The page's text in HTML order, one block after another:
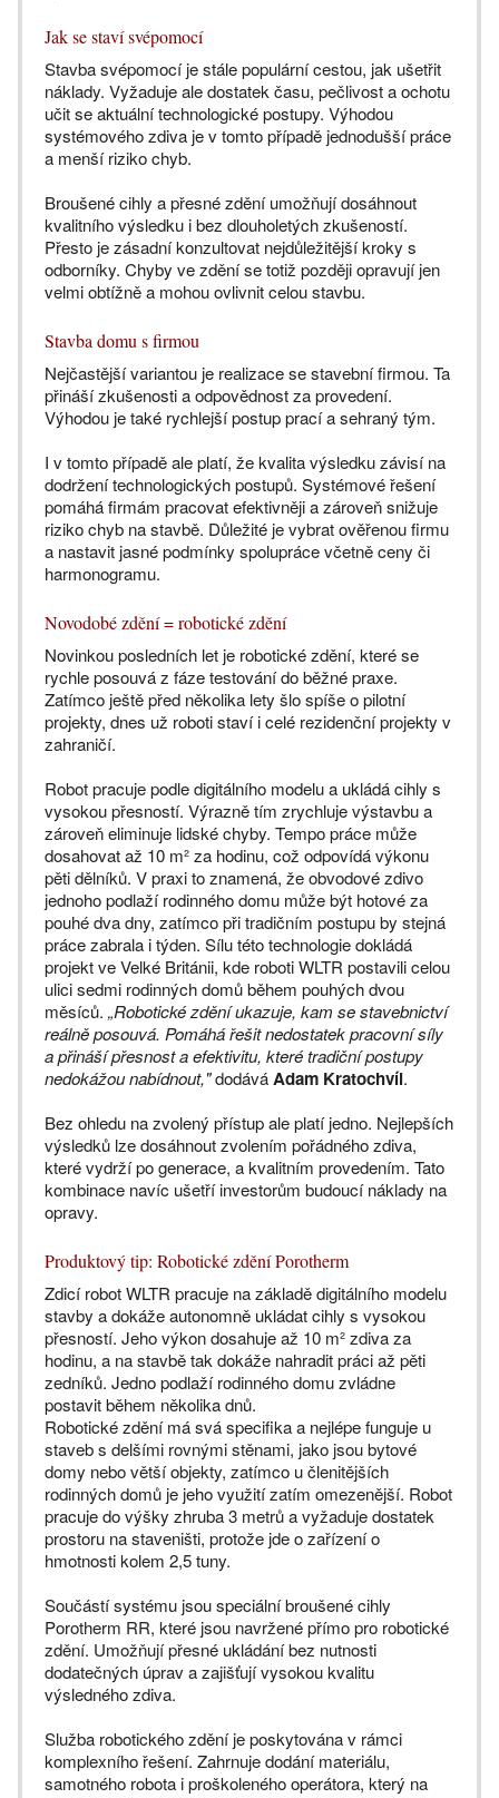
Jak se staví svépomocí
Stavba svépomocí je stále populární cestou, jak ušetřit
náklady. Vyžaduje ale dostatek času, pečlivost a ochotu
učit se aktuální technologické postupy. Výhodou
systémového zdiva je v tomto případě jednodušší práce
a menší riziko chyb.
Broušené cihly a přesné zdění umožňují dosáhnout
kvalitního výsledku i bez dlouholetých zkušeností.
Přesto je zásadní konzultovat nejdůležitější kroky s
odborníky. Chyby ve zdění se totiž později opravují jen
velmi obtížně a mohou ovlivnit celou stavbu.
Stavba domu s firmou
Nejčastější variantou je realizace se stavební firmou. Ta
přináší zkušenosti a odpovědnost za provedení.
Výhodou je také rychlejší postup prací a sehraný tým.
I v tomto případě ale platí, že kvalita výsledku závisí na
dodržení technologických postupů. Systémové řešení
pomáhá firmám pracovat efektivněji a zároveň snižuje
riziko chyb na stavbě. Důležité je vybrat ověřenou firmu
a nastavit jasné podmínky spolupráce včetně ceny či
harmonogramu.
Novodobé zdění = robotické zdění
Novinkou posledních let je robotické zdění, které se
rychle posouvá z fáze testování do běžné praxe.
Zatímco ještě před několika lety šlo spíše o pilotní
projekty, dnes už roboti staví i celé rezidenční projekty v
zahraničí.
Robot pracuje podle digitálního modelu a ukládá cihly s
vysokou přesností. Výrazně tím zrychluje výstavbu a
zároveň eliminuje lidské chyby. Tempo práce může
dosahovat až 10 m² za hodinu, což odpovídá výkonu
pěti dělníků. V praxi to znamená, že obvodové zdivo
jednoho podlaží rodinného domu může být hotové za
pouhé dva dny, zatímco při tradičním postupu by stejná
práce zabrala i týden. Sílu této technologie dokládá
projekt ve Velké Británii, kde roboti WLTR postavili celou
ulici sedmi rodinných domů během pouhých dvou
měsíců. „Robotické zdění ukazuje, kam se stavebnictví
reálně posouvá. Pomáhá řešit nedostatek pracovní síly
a přináší přesnost a efektivitu, které tradiční postupy
nedokážou nabídnout,"dodáváAdam Kratochvíl.
Bez ohledu na zvolený přístup ale platí jedno. Nejlepších
výsledků lze dosáhnout zvolením pořádného zdiva,
které vydrží po generace, a kvalitním provedením. Tato
kombinace navíc ušetří investorům budoucí náklady na
opravy.
Produktový tip: Robotické zdění Porotherm
Zdicí robot WLTR pracuje na základě digitálního modelu
stavby a dokáže autonomně ukládat cihly s vysokou
přesností. Jeho výkon dosahuje až 10 m² zdiva za
hodinu, a na stavbě tak dokáže nahradit práci až pěti
zedníků. Jedno podlaží rodinného domu zvládne
postavit během několika dnů.
Robotické zdění má svá specifika a nejlépe funguje u
staveb s delšími rovnými stěnami, jako jsou bytové
domy nebo větší objekty, zatímco u členitějších
rodinných domů je jeho využití zatím omezenější. Robot
pracuje do výšky zhruba 3 metrů a vyžaduje dostatek
prostoru na staveništi, protože jde o zařízení o
hmotnosti kolem 2,5 tuny.
Součástí systému jsou speciální broušené cihly
Porotherm RR, které jsou navržené přímo pro robotické
zdění. Umožňují přesné ukládání bez nutnosti
dodatečných úprav a zajišťují vysokou kvalitu
výsledného zdiva.
Služba robotického zdění je poskytována v rámci
komplexního řešení. Zahrnuje dodání materiálu,
samotného robota i proškoleného operátora, který na